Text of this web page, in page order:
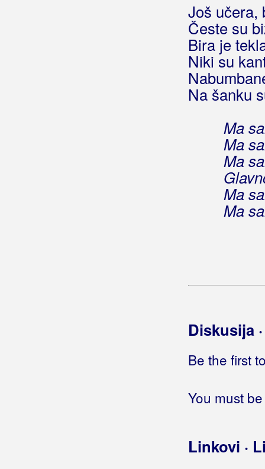
Još učera,
Česte su
Bira je
Niki su
Na šanku
Ma
Ma
Ma
Ma
Ma
Diskusija
Be the first
You must
Linkovi ·